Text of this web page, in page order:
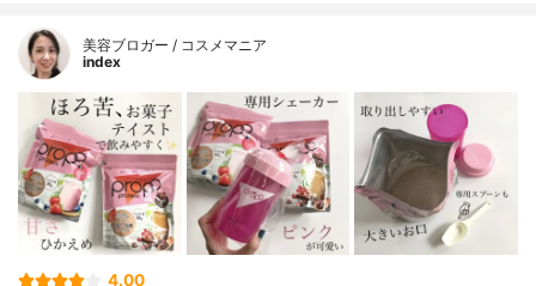
美容ブロガー / コスメマニア
index
4.00